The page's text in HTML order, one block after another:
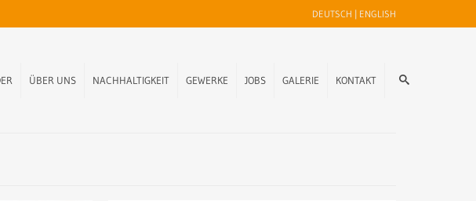
DEUTSCH | ENGLISH
ÜBER UNS NACHHALTIGKEIT GEWERKE JOBS GALERIE KONTAKT